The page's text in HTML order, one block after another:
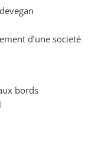
d’une societé
bords